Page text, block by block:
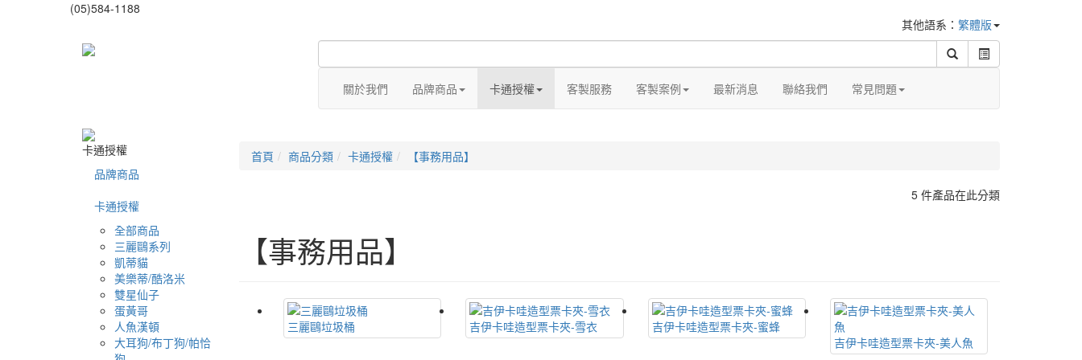
(05)584-1188
其他語系： 繁體版
關於我們 品牌商品 卡通授權 客製服務 客製案例 最新消息 聯絡我們 常見問題
卡通授權
品牌商品
卡通授權
全部商品
三麗鷗系列
凱蒂貓
美樂蒂/酷洛米
雙星仙子
蛋黃哥
人魚漢頓
大耳狗/布丁狗/帕恰
首頁 商品分類 卡通授權 【事務用品】
5 件產品在此分類
【事務用品】
三麗鷗垃圾桶 吉伊卡哇造型票卡夾-雪衣
吉伊卡哇造型票卡夾-蜜蜂
吉伊卡哇造型票卡夾-美人魚